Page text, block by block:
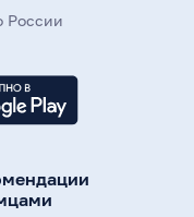
России